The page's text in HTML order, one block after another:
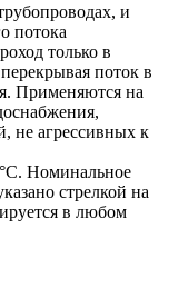
и
потока
только в
поток в
Применяются на
не агрессивных к
Номинальное
стрелкой на
в любом